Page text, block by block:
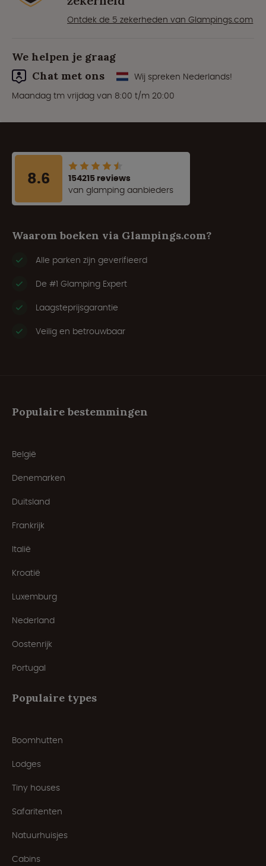
Ontdek de 5 zekerheden van Glampings.com
We helpen je graag
Chat met ons
Wij spreken Nederlands!
Maandag tm vrijdag van 8:00 t/m 20:00
8.6
154215 reviews
van glamping aanbieders
Waarom boeken via Glampings.com?
Alle parken zijn geverifieerd
De #1 Glamping Expert
Laagsteprijsgarantie
Veilig en betrouwbaar
Populaire bestemmingen
België
Denemarken
Duitsland
Frankrijk
Italië
Kroatië
Luxemburg
Nederland
Oostenrijk
Portugal
Populaire types
Boomhutten
Lodges
Tiny houses
Safaritenten
Natuurhuisjes
Cabins